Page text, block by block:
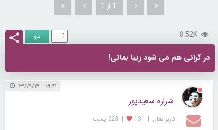
1 از 1
8.52K
در گرانی هم می شود زیبا بمانی!
۰۹:۴۱ ۱۳۹۱/۹/۱۴
شراره سعیدپور
کاربر فعال |
131
| 223 پست